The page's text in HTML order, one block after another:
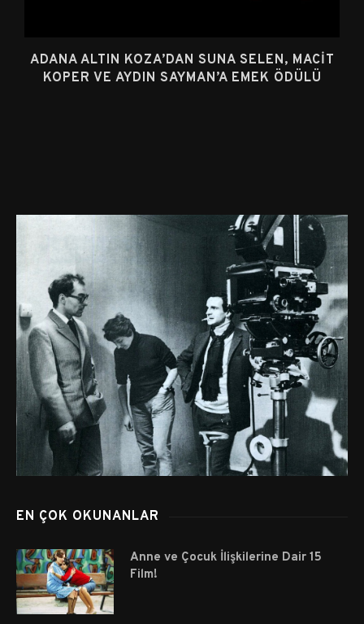
ADANA ALTIN KOZA’DAN SUNA SELEN, MACIT
KOPER VE AYDIN SAYMAN’A EMEK ÖDÜLÜ
EN ÇOK OKUNANLAR
Anne ve Çocuk İlişkilerine Dair 15
Film!